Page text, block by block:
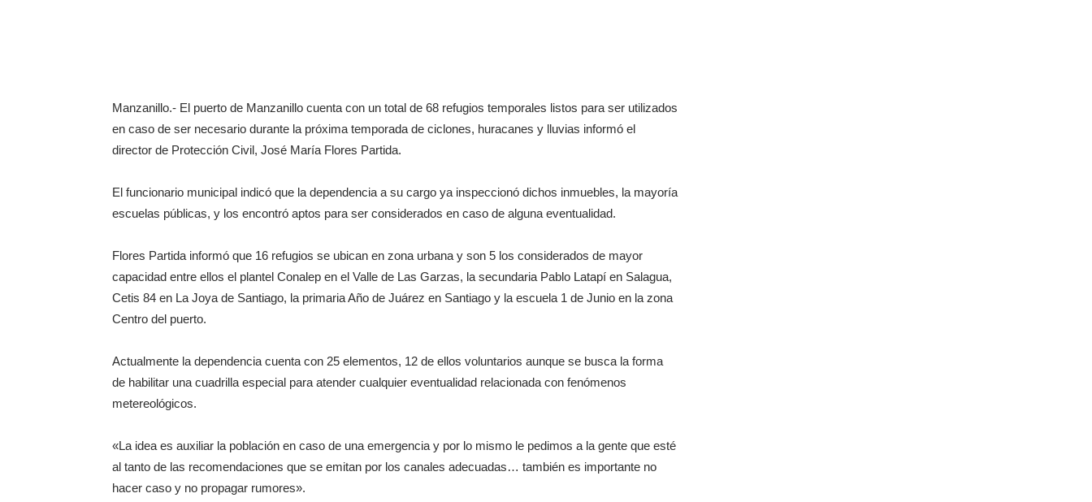
Manzanillo.- El puerto de Manzanillo cuenta con un total de 68 refugios temporales listos para ser utilizados
en caso de ser necesario durante la próxima temporada de ciclones, huracanes y lluvias informó el
director de Protección Civil, José María Flores Partida.
El funcionario municipal indicó que la dependencia a su cargo ya inspeccionó dichos inmuebles, la mayoría
escuelas públicas, y los encontró aptos para ser considerados en caso de alguna eventualidad.
Flores Partida informó que 16 refugios se ubican en zona urbana y son 5 los considerados de mayor
capacidad entre ellos el plantel Conalep en el Valle de Las Garzas, la secundaria Pablo Latapí en Salagua,
Cetis 84 en La Joya de Santiago, la primaria Año de Juárez en Santiago y la escuela 1 de Junio en la zona
Centro del puerto.
Actualmente la dependencia cuenta con 25 elementos, 12 de ellos voluntarios aunque se busca la forma
de habilitar una cuadrilla especial para atender cualquier eventualidad relacionada con fenómenos
metereológicos.
«La idea es auxiliar la población en caso de una emergencia y por lo mismo le pedimos a la gente que esté
al tanto de las recomendaciones que se emitan por los canales adecuadas… también es importante no
hacer caso y no propagar rumores».